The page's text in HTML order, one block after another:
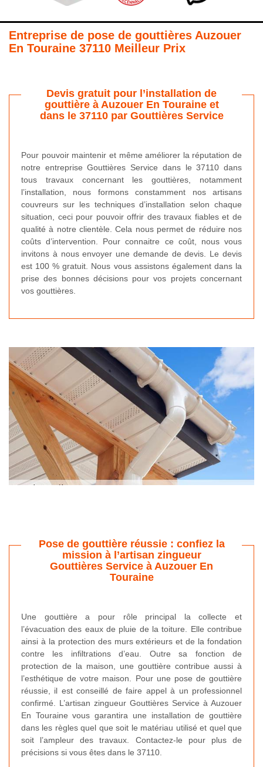
Entreprise de pose de gouttières Auzouer
En Touraine 37110 Meilleur Prix
Devis gratuit pour l’installation de
gouttière à Auzouer En Touraine et
dans le 37110 par Gouttières Service
Pour pouvoir maintenir et même améliorer la réputation de
notre entreprise Gouttières Service dans le 37110 dans
tous travaux concernant les gouttières, notamment
l’installation, nous formons constamment nos artisans
couvreurs sur les techniques d’installation selon chaque
situation, ceci pour pouvoir offrir des travaux fiables et de
qualité à notre clientèle. Cela nous permet de réduire nos
coûts d’intervention. Pour connaitre ce coût, nous vous
invitons à nous envoyer une demande de devis. Le devis
est 100 % gratuit. Nous vous assistons également dans la
prise des bonnes décisions pour vos projets concernant
vos gouttières.
Pose de gouttière réussie : confiez la
mission à l’artisan zingueur
Gouttières Service à Auzouer En
Touraine
Une gouttière a pour rôle principal la collecte et
l’évacuation des eaux de pluie de la toiture. Elle contribue
ainsi à la protection des murs extérieurs et de la fondation
contre les infiltrations d’eau. Outre sa fonction de
protection de la maison, une gouttière contribue aussi à
l’esthétique de votre maison. Pour une pose de gouttière
réussie, il est conseillé de faire appel à un professionnel
confirmé. L’artisan zingueur Gouttières Service à Auzouer
En Touraine vous garantira une installation de gouttière
dans les règles quel que soit le matériau utilisé et quel que
soit l’ampleur des travaux. Contactez-le pour plus de
précisions si vous êtes dans le 37110.